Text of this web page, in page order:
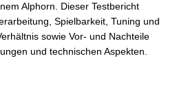
Alphorn. Dieser Testbericht
Spielbarkeit, Tuning und
sowie Vor- und Nachteile
und technischen Aspekten.